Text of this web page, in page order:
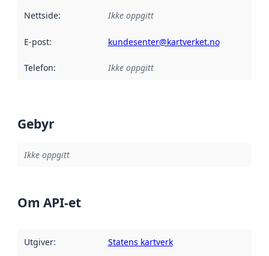
Nettside: Ikke oppgitt
E-post: kundesenter@kartverket.no
Telefon: Ikke oppgitt
Gebyr
Ikke oppgitt
Om API-et
Utgiver: Statens kartverk